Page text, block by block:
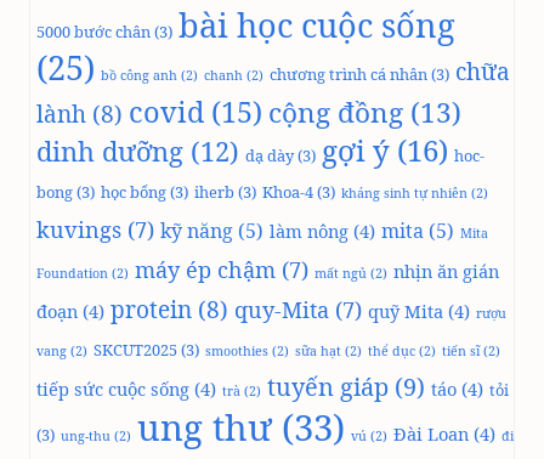
5000 bước chân(3) bài học cuộc sống
(25) bồ công anh (2) chanh (2) chương trình cá nhân(3) chữa
lành (8) covid (15) cộng đồng (13)
dinh dưỡng (12) dạ dày(3) gợi ý (16) hoc-
bong(3) học bổng(3) iherb(3) Khoa-4(3) kháng sinh tự nhiên (2)
kuvings (7) kỹ năng (5) làm nông (4) mita (5) Mita
Foundation (2) máy ép chậm (7) mất ngủ (2) nhịn ăn gián
đoạn (4) protein (8) quy-Mita (7) quỹ Mita (4) rượu
vang (2) SKCUT2025(3) smoothies (2) sữa hạt (2) thể dục (2) tiến sĩ(2)
tiếp sức cuộc sống (4) trà (2) tuyến giáp (9) táo (4) tỏi
(3) ung-thu (2) ung thư(33) vú (2) Đài Loan (4) đi